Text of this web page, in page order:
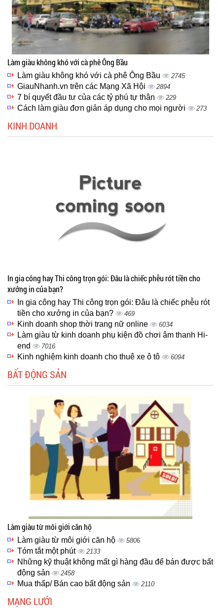
Làm giàu không khó với cà phê Ông Bầu
Làm giàu không khó với cà phê Ông Bầu 2745
GiauNhanh.vn trên các Mạng Xã Hội 2894
7 bí quyết đầu tư của các tỷ phú tự thân 229
Cách làm giàu đơn giản áp dụng cho mọi người 273
KINH DOANH
In gia công hay Thi công trọn gói: Đâu là chiếc phễu rót tiền cho
xưởng in của bạn?
In gia công hay Thi công trọn gói: Đâu là chiếc phễu rót
tiền cho xưởng in của bạn?
469
Kinh doanh shop thời trang nữ online 6034
Làm giàu từ kinh doanh phụ kiện đồ chơi âm thanh Hi-
end
7016
Kinh nghiệm kinh doanh cho thuê xe ô tô 6094
BẤT ĐỘNG SẢN
Làm giàu từ môi giới căn hộ
Làm giàu từ môi giới căn hộ 5806
Tóm tắt một phút 2133
Những kỹ thuật không mất gì hàng đầu để bán được bất
động sản
2458
Mua thấp/ Bán cao bất động sản 2110
MẠNG LƯỚI